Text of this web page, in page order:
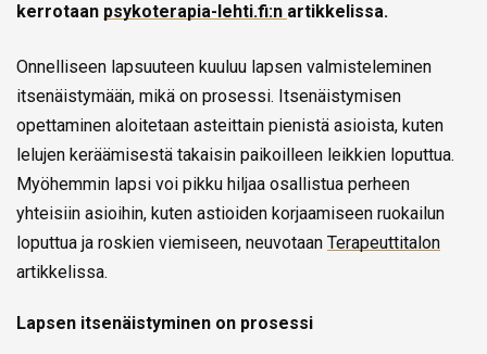
kerrotaan psykoterapia-lehti.fi:n artikkelissa.
Onnelliseen lapsuuteen kuuluu lapsen valmisteleminen
itsenäistymään, mikä on prosessi. Itsenäistymisen
opettaminen aloitetaan asteittain pienistä asioista, kuten
lelujen keräämisestä takaisin paikoilleen leikkien loputtua.
Myöhemmin lapsi voi pikku hiljaa osallistua perheen
yhteisiin asioihin, kuten astioiden korjaamiseen ruokailun
loputtua ja roskien viemiseen, neuvotaan Terapeuttitalon
artikkelissa.
Lapsen itsenäistyminen on prosessi